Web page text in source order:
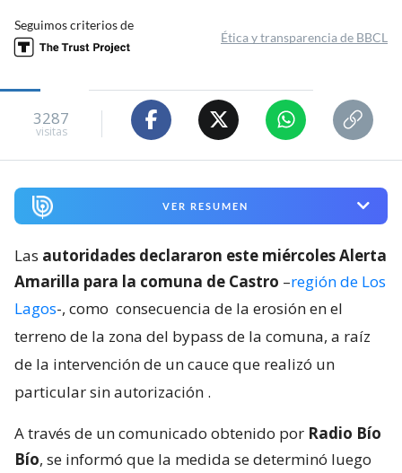
Seguimos criterios de
Ética y transparencia de BBCL
3287
visitas
VER RESUMEN
Las autoridades declararon este miércoles Alerta
Amarilla para la comuna de Castro –región de Los
Lagos-, como consecuencia de la erosión en el
terreno de la zona del bypass de la comuna, a raíz
de la intervención de un cauce que realizó un
particular sin autorización .
A través de un comunicado obtenido por Radio Bío
Bío, se informó que la medida se determinó luego